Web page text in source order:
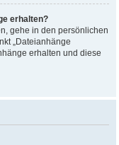
erhalten?
gehe in den persönlichen
„Dateianhänge
erhalten und diese